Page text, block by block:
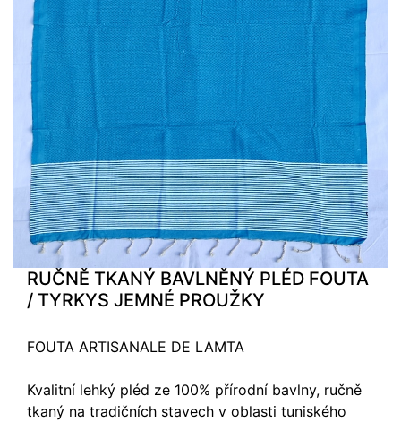
RUČNĚ TKANÝ BAVLNĚNÝ PLÉD FOUTA
/ TYRKYS JEMNÉ PROUŽKY
FOUTA ARTISANALE DE LAMTA
Kvalitní lehký pléd ze 100% přírodní bavlny, ručně
tkaný na tradičních stavech v oblasti tuniského